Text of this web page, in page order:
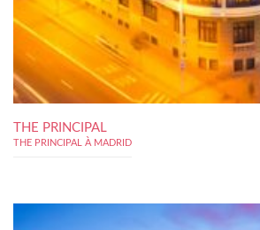
THE PRINCIPAL
THE PRINCIPAL À MADRID